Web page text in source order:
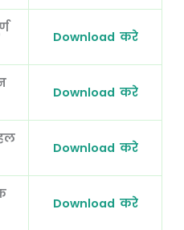
Download करे
Download करे
Download करे
Download करे